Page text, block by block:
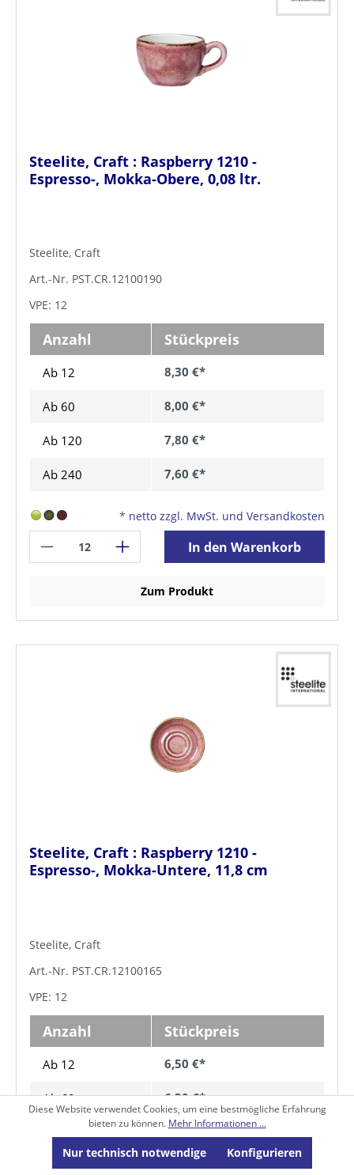
Steelite, Craft : Raspberry 1210 -
Espresso-, Mokka-Obere, 0,08 ltr.
Steelite, Craft
Art.-Nr. PST.CR.12100190
VPE: 12
Anzahl Stückpreis
Ab 12 8,30 €*
Ab 60 8,00 €*
Ab 120 7,80 €*
Ab 240 7,60 €*
* netto zzgl. MwSt. und Versandkosten
In den Warenkorb
Zum Produkt
Steelite, Craft : Raspberry 1210 -
Espresso-, Mokka-Untere, 11,8 cm
Steelite, Craft
Art.-Nr. PST.CR.12100165
VPE: 12
Anzahl Stückpreis
Ab 12 6,50 €*
Ab60 6,30 €*
6,10 €*
Ab240 5,90 €*
Diese Website verwendet Cookies, um eine bestmögliche Erfahrung
bieten zu können. Mehr Informationen ...
Nur technisch notwendige Konfigurieren